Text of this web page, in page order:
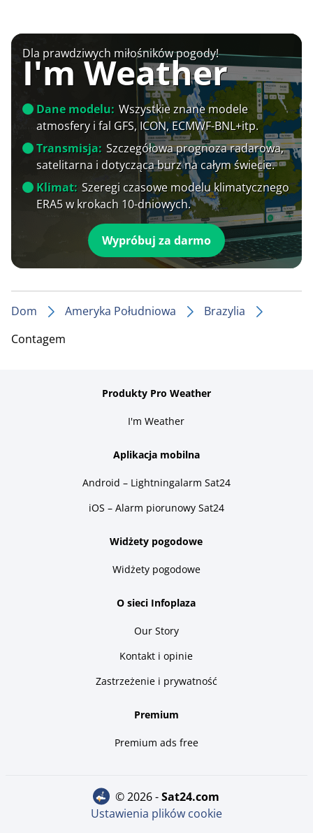
Dla prawdziwych miłośników pogody!
I'm Weather
Dane modelu: Wszystkie znane modele
atmosfery i fal GFS, ICON, ECMWF-BNL+itp.
Transmisja: Szczegółowa prognoza radarowa,
satelitarna i dotycząca burz na całym świecie.
Klimat: Szeregi czasowe modelu klimatycznego
ERA5 w krokach 10-dniowych.
Wypróbuj za darmo
Dom Ameryka Południowa
Brazylia
Contagem
Produkty Pro Weather
I'm Weather
Aplikacja mobilna
Android – Lightningalarm Sat24
iOS – Alarm piorunowy Sat24
Widżety pogodowe
Widżety pogodowe
O sieci Infoplaza
Our Story
Kontakt i opinie
Zastrzeżenie i prywatność
Premium
Premium ads free
© 2026 - sat24.com
Ustawienia plików cookie